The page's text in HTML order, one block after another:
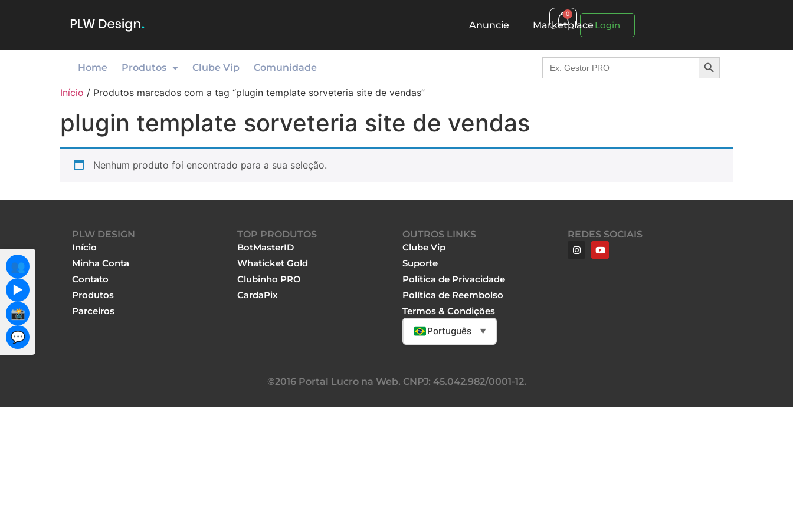
Anuncie Marketplace
0
Login
Home Produtos Clube Vip Comunidade
Search
for:
Search Button
Início / Produtos marcados com a tag “plugin template sorveteria site de vendas”
plugin template sorveteria site de vendas
Nenhum produto foi encontrado para a sua seleção.
PLW DESIGN
Início
Minha Conta
Contato
Produtos
Parceiros
TOP PRODUTOS
BotMasterID
Whaticket Gold
Clubinho PRO
CardaPix
👥
▶️
📸
💬
OUTROS LINKS
Clube Vip
Suporte
Política de Privacidade
Política de Reembolso
Termos & Condições
Português
▼
REDES SOCIAIS
©2016 Portal Lucro na Web. CNPJ: 45.042.982/0001-12.